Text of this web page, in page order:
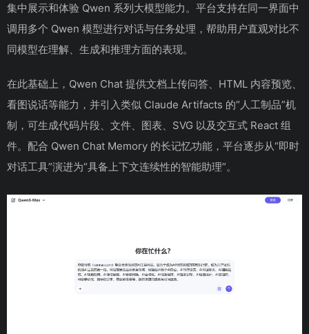
集中展示和体验 Qwen 系列大模型能力。平台支持在同一界面中
调用多个 Qwen 模型进行对话与任务处理，帮助用户直观对比不
同模型在理解、生成和推理方面的表现。
在此基础上，Qwen Chat 提供文档上传问答、HTML 内容预览、
看图说话等能力，并引入类似 Claude Artifacts 的“人工制品”机
制，可生成代码片段、文件、图表、SVG 以及交互式 React 组
件。配合 Qwen Chat Memory 的长记忆功能，平台逐步从“即时
对话工具”演进为“具备上下文连续性的智能助理”。